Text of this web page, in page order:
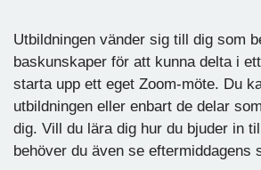
Utbildningen vänder sig till dig som
baskunskaper för att kunna delta i
starta upp ett eget Zoom-möte. Du
utbildningen eller enbart de delar
dig. Vill du lära dig hur du bjuder in
behöver du även se eftermiddagens